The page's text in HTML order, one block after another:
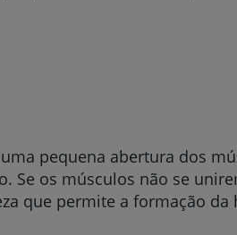
pequena abertura dos
Se os músculos não se
que permite a formação